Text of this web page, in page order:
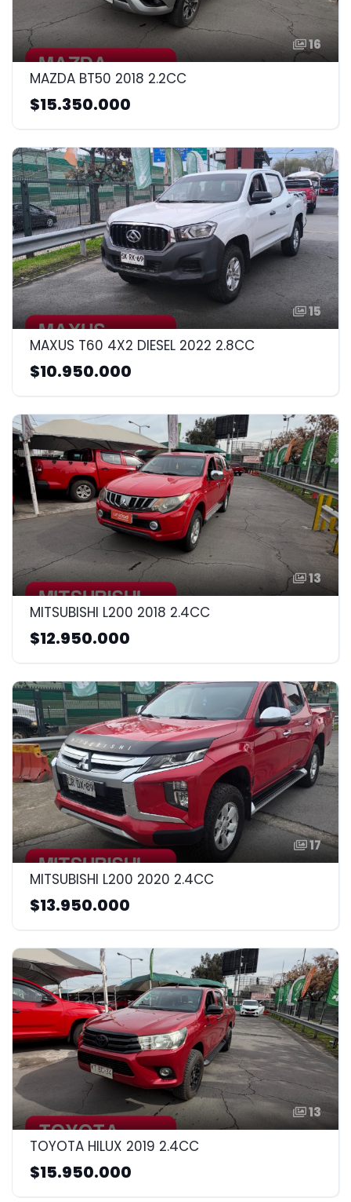
16
MAZDA BT50 2018 2.2CC
$15.350.000
15
MAXUS T60 4X2 DIESEL 2022 2.8CC
$10.950.000
13
MITSUBISHI L200 2018 2.4CC
$12.950.000
17
MITSUBISHI L200 2020 2.4CC
$13.950.000
13
TOYOTA HILUX 2019 2.4CC
$15.950.000